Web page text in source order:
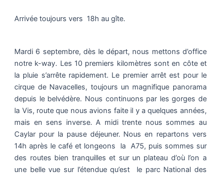
Arrivée toujours vers 18h au gîte.
Mardi 6 septembre, dès le départ, nous mettons d’office
notre k-way. Les 10 premiers kilomètres sont en côte et
la pluie s’arrête rapidement. Le premier arrêt est pour le
cirque de Navacelles, toujours un magnifique panorama
depuis le belvédère. Nous continuons par les gorges de
la Vis, route que nous avions faite il y a quelques années,
mais en sens inverse. A midi trente nous sommes au
Caylar pour la pause déjeuner. Nous en repartons vers
14h après le café et longeons la A75, puis sommes sur
des routes bien tranquilles et sur un plateau d’où l’on a
une belle vue sur l’étendue qu’est le parc National des